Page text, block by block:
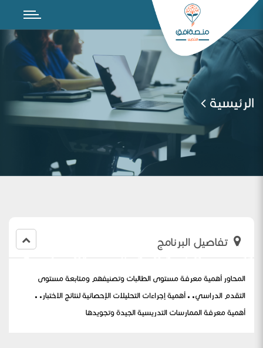
الرئيسية
ورشة عمل بعنوان نواتج التحصيل الدراسي
تفاصيل البرنامج
المحاور أهمية معرفة مستوى الطالبات وتصنيفهم ومتابعة مستوى
التقدم الدراسي. . أهمية إجراءات التحليلات الإحصائية لنتائج الاختبار. .
أهمية معرفة الممارسات التدريسية الجيدة وتجويدها